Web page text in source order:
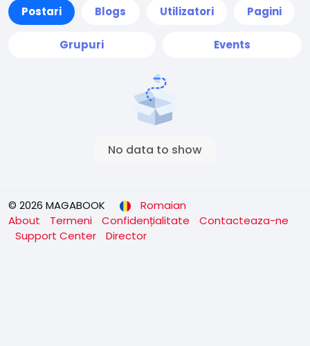
Postari Blogs Utilizatori Pagini
Grupuri Events
No data to show
© 2026 MAGABOOK
Romaian
About
Termeni Confidențialitate
Contacteaza-ne
Support Center
Director